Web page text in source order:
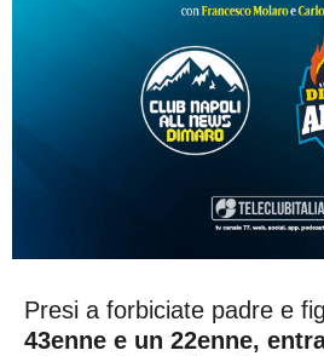
Presi a forbiciate padre e
43enne e un 22enne,